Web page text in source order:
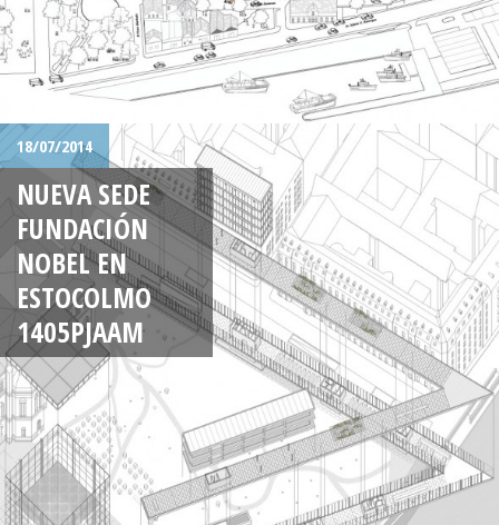
18/07/2014
NUEVA SEDE
FUNDACIÓN
NOBEL EN
ESTOCOLMO
1405PJAAM